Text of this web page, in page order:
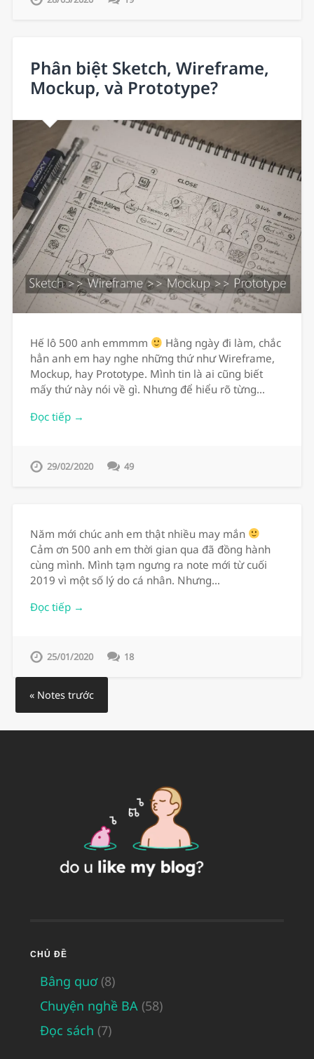
Phân biệt Sketch, Wireframe,
Mockup, và Prototype?
Hế lô 500 anh emmmm
Hằng ngày đi làm, chắc
hẳn anh em hay nghe những thứ như Wireframe,
Mockup, hay Prototype. Mình tin là ai cũng biết
mấy thứ này nói về gì. Nhưng để hiểu rõ từng…
Đọc tiếp →
29/02/2020 49
Năm mới chúc anh em thật nhiều may mắn
Cảm ơn 500 anh em thời gian qua đã đồng hành
cùng mình. Mình tạm ngưng ra note mới từ cuối
2019 vì một số lý do cá nhân. Nhưng…
Đọc tiếp →
25/01/2020 18
« Notes trước
CHỦ ĐỀ
Bâng quơ(8)
Chuyện nghề BA(58)
Đọc sách (7)